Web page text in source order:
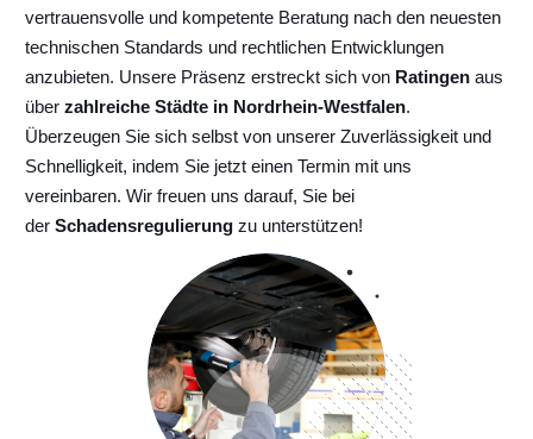
vertrauensvolle und kompetente Beratung nach den neuesten
technischen Standards und rechtlichen Entwicklungen
anzubieten. Unsere Präsenz erstreckt sich von Ratingen aus
über zahlreiche Städte in Nordrhein-Westfalen.
Überzeugen Sie sich selbst von unserer Zuverlässigkeit und
Schnelligkeit, indem Sie jetzt einen Termin mit uns
vereinbaren. Wir freuen uns darauf, Sie bei
der Schadensregulierung zu unterstützen!